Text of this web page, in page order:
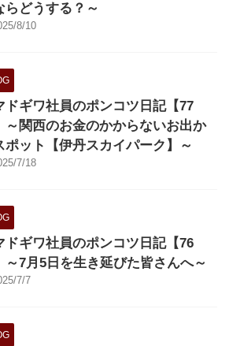
らどうする？～
8/10
ドギワ社員のポンコツ日記【77
～関西のお金のかからないお出か
ポット【伊丹スカイパーク】～
7/18
ドギワ社員のポンコツ日記【76
～7月5日を生き延びた皆さんへ～
7/7